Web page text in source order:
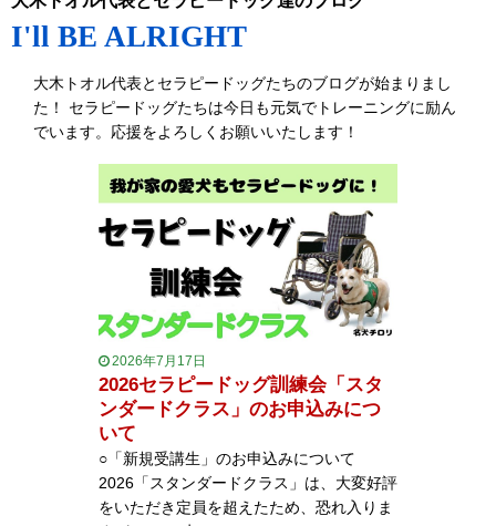
I'll BE ALRIGHT
大木トオル代表とセラピードッグたちのブログが始まりまし
た！ セラピードッグたちは今日も元気でトレーニングに励ん
でいます。応援をよろしくお願いいたします！
2026年7月17日
2026セラピードッグ訓練会「スタ
ンダードクラス」のお申込みにつ
いて
○「新規受講生」のお申込みについて
2026「スタンダードクラス」は、大変好評
をいただき定員を超えたため、恐れ入りま